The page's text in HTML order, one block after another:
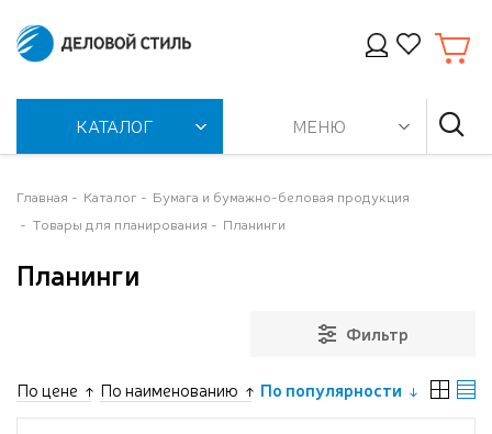
КАТАЛОГ МЕНЮ
Главная Каталог
Бумага и бумажно-беловая продукция
Товары для планирования
Планинги
Планинги
Фильтр
По цене По наименованию По популярности